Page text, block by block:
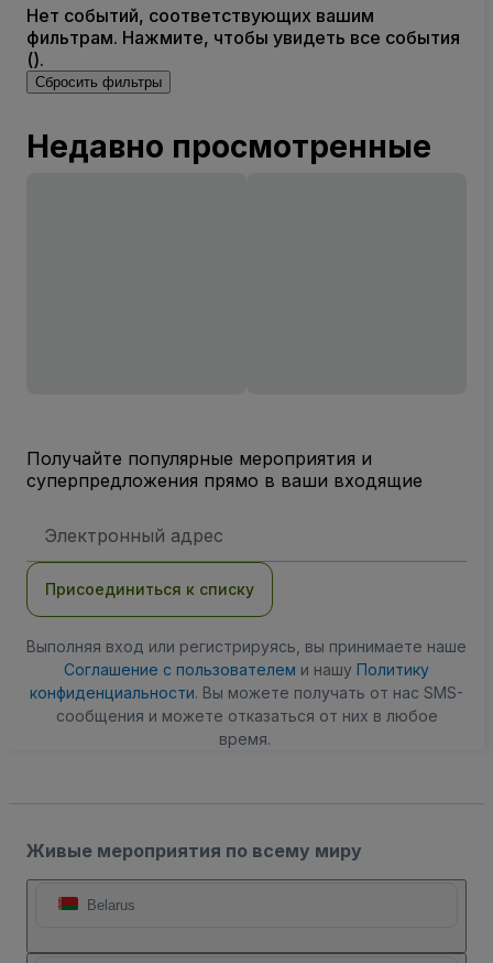
Нет событий, соответствующих вашим
фильтрам. Нажмите, чтобы увидеть все события
().
Сбросить фильтры
Недавно просмотренные
Получайте популярные мероприятия и
суперпредложения прямо в ваши входящие
электронной
Присоединиться к списку
Выполняя вход или регистрируясь, вы принимаете наше
Соглашение с пользователем и нашу Политику
конфиденциальности. Вы можете получать от нас SMS-
сообщения и можете отказаться от них в любое
время.
Живые мероприятия по всему миру
Belarus